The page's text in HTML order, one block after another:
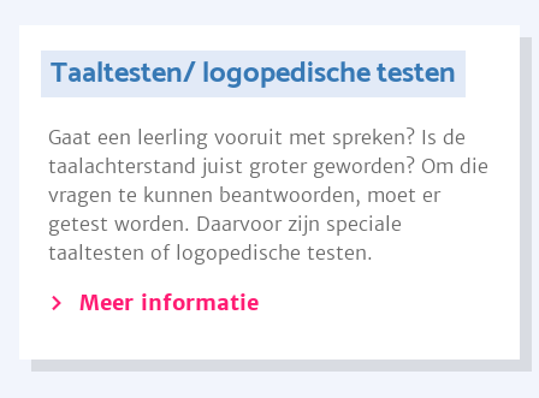
Taaltesten/ logopedische testen
Gaat een leerling vooruit met spreken? Is de
taalachterstand juist groter geworden? Om die
vragen te kunnen beantwoorden, moet er
getest worden. Daarvoor zijn speciale
taaltesten of logopedische testen.
Meer informatie